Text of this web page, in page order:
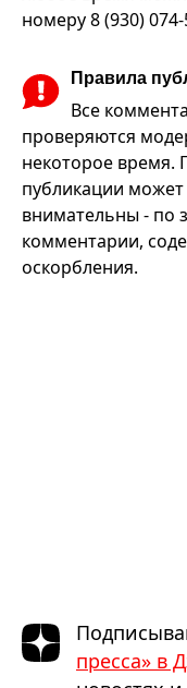
номеру 8 (930) 074-
Правила
Все
проверяются
некоторое время.
публикации может
внимательны - по
комментарии,
оскорбления.
пресса» в